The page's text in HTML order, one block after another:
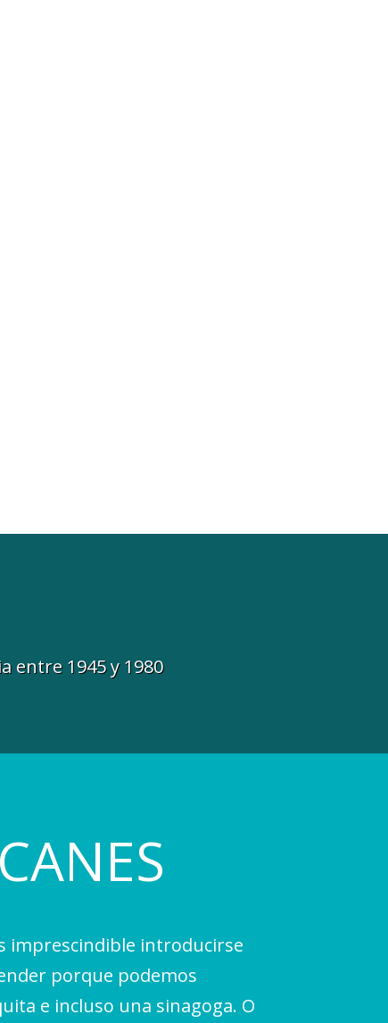
entre 1945 y 1980
imprescindible introducirse
porque podemos
e incluso una sinagoga. O